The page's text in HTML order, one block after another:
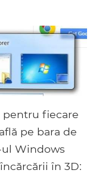
fiecare
pe bara de
Windows
în 3D: